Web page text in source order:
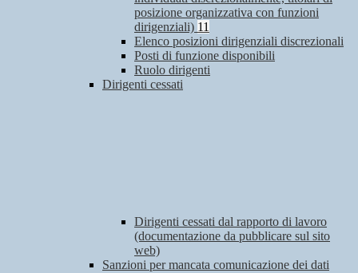
posizione organizzativa con funzioni
dirigenziali) 11
Elenco posizioni dirigenziali discrezionali
Posti di funzione disponibili
Ruolo dirigenti
Dirigenti cessati
Dirigenti cessati dal rapporto di lavoro
(documentazione da pubblicare sul sito
web)
Sanzioni per mancata comunicazione dei dati